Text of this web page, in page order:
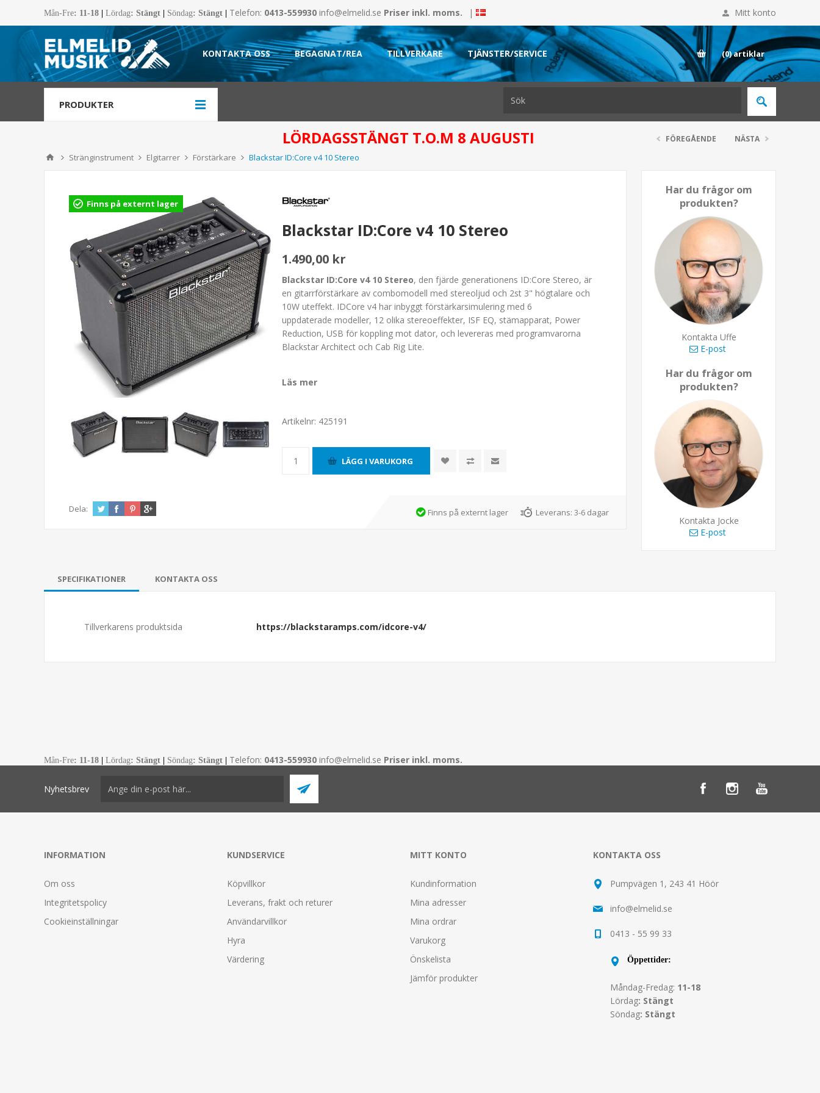
Mån-Fre: 11-18 Lördag: Stängt Söndag: Stängt Telefon: 0413-559930 info@elmelid.se Priser inkl. moms. | Mitt konto
KONTAKTA OSS BEGAGNAT/REA TILLVERKARE TJÄNSTER/SERVICE (0)artiklar
PRODUKTER
LÖRDAGSSTÄNGT T.O.M 8 AUGUSTI
Stränginstrument Elgitarrer Förstärkare Blackstar ID:Core v4 10 Stereo
FÖREGÅENDE NÄSTA
Har du frågor om
produkten?
Kontakta Uffe
E-post
Har du frågor om
produkten?
Kontakta Jocke
E-post
Finns på externt lager
Blackstar ID:Core v4 10 Stereo
1.490,00 kr
Blackstar ID:Core v4 10 Stereo, den fjärde generationens ID:Core Stereo, är
en gitarrförstärkare av combomodell med stereoljud och 2st 3" högtalare och
10W uteffekt. IDCore v4 har inbyggt förstärkarsimulering med 6
uppdaterade modeller, 12 olika stereoeffekter, ISF EQ, stämapparat, Power
Reduction, USB för koppling mot dator, och levereras med programvarorna
Blackstar Architect och Cab Rig Lite.
Läs mer
Artikelnr: 425191
Dela: Finns på externt lager Leverans: 3-6 dagar
SPECIFIKATIONER KONTAKTA OSS
Tillverkarens produktsida https://blackstaramps.com/idcore-v4/
Mån-Fre: 11-18 Lördag: Stängt Söndag: Stängt Telefon: 0413-559930 info@elmelid.se Priser inkl. moms.
Nyhetsbrev
INFORMATION
Om oss
Integritetspolicy
Cookieinställningar
KUNDSERVICE
Köpvillkor
Leverans, frakt och returer
Användarvillkor
Hyra
Värdering
MITT KONTO
Kundinformation
Mina adresser
Mina ordrar
Varukorg
Önskelista
Jämför produkter
KONTAKTA OSS
Pumpvägen 1, 243 41 Höör
info@elmelid.se
0413 - 55 99 33
Öppettider:
Måndag-Fredag: 11-18
Lördag: Stängt
Söndag: Stängt